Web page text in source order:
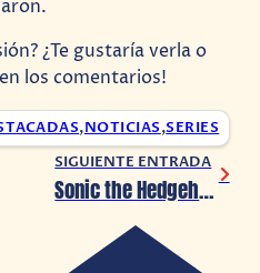
¿Te gustaría verla o
los comentarios!
,NOTICIAS,SERIES
SIGUIENTE ENTRADA
Sonic the Hedgehog 2 y Puyo Puyo 2 llegarán a Nintendo Switch